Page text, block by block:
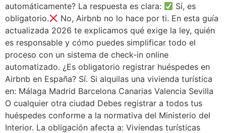
automáticamente? La respuesta es clara:
Sí, es
obligatorio.
No, Airbnb no lo hace por ti. En esta guía
actualizada 2026 te explicamos qué exige la ley, quién
es responsable y cómo puedes simplificar todo el
proceso con un sistema de check-in online
automatizado. ¿Es obligatorio registrar huéspedes en
Airbnb en España? Sí. Si alquilas una vivienda turística
en: Málaga Madrid Barcelona Canarias Valencia Sevilla
O cualquier otra ciudad Debes registrar a todos tus
huéspedes conforme a la normativa del Ministerio del
Interior. La obligación afecta a: Viviendas turísticas